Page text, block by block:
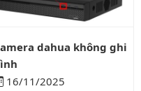
ngày
dahua không ghi hình
dahua không ghi
16/11/2025